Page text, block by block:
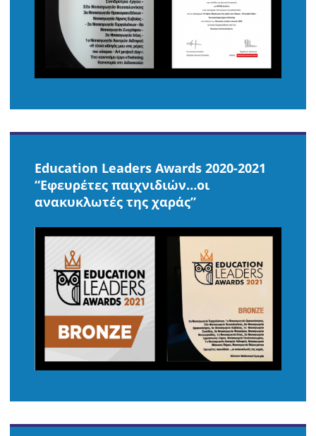
Education Leaders Awards 2020-2021
“Εφευρέτες παιχνιδιών…οι
ανακυκλωτές της χαράς”